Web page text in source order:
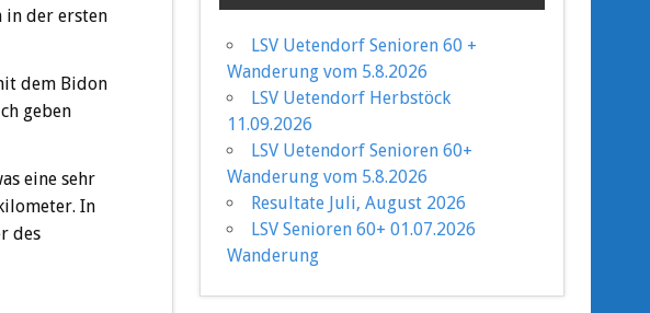
in der ersten
dem Bidon
geben
eine sehr
In
des
LSV Uetendorf Senioren 60 +
Wanderung vom 5.8.2026
LSV Uetendorf Herbstöck
11.09.2026
LSV Uetendorf Senioren 60+
Wanderung vom 5.8.2026
Resultate Juli, August 2026
LSV Senioren 60+ 01.07.2026
Wanderung